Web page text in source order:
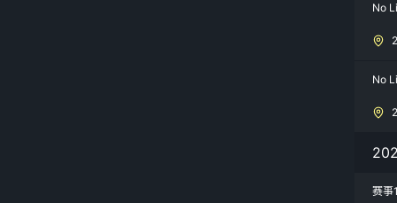
No
No
赛事